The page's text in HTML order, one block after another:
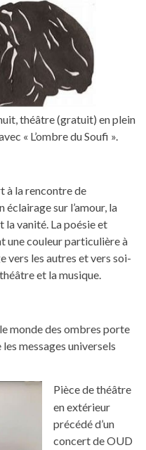
théâtre (gratuit) en plein
« L’ombre du Soufi ».
à la rencontre de
sur l’amour, la
la vanité. La poésie et
une couleur particulière à
vers les autres et vers soi-
et la musique.
monde des ombres porte
messages universels
Pièce de théâtre
en extérieur
précédé d’un
concert de OUD